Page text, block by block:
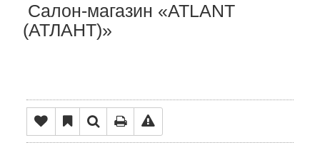
Салон-магазин «ATLANT
(АТЛАНТ)»